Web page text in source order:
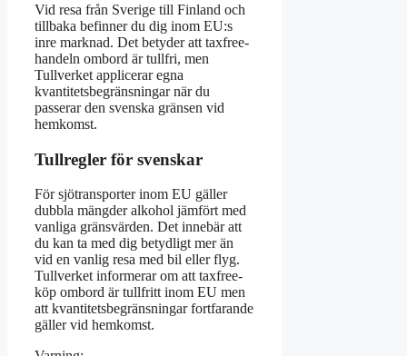
Vid resa från Sverige till Finland och
tillbaka befinner du dig inom EU:s
inre marknad. Det betyder att taxfree-
handeln ombord är tullfri, men
Tullverket applicerar egna
kvantitetsbegränsningar när du
passerar den svenska gränsen vid
hemkomst.
Tullregler för svenskar
För sjötransporter inom EU gäller
dubbla mängder alkohol jämfört med
vanliga gränsvärden. Det innebär att
du kan ta med dig betydligt mer än
vid en vanlig resa med bil eller flyg.
Tullverket informerar om att taxfree-
köp ombord är tullfritt inom EU men
att kvantitetsbegränsningar fortfarande
gäller vid hemkomst.